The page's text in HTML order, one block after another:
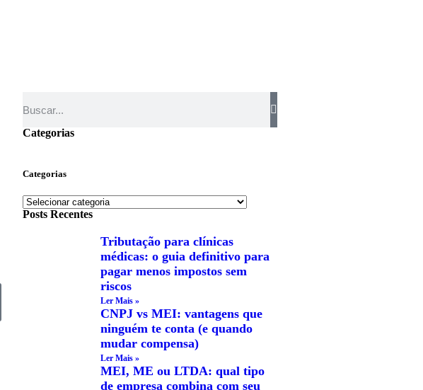
Categorias
Categorias
Posts Recentes
Tributação para clínicas
médicas: o guia definitivo para
pagar menos impostos sem
riscos
Ler Mais »
CNPJ vs MEI: vantagens que
ninguém te conta (e quando
mudar compensa)
Ler Mais »
MEI, ME ou LTDA: qual tipo
de empresa combina com seu